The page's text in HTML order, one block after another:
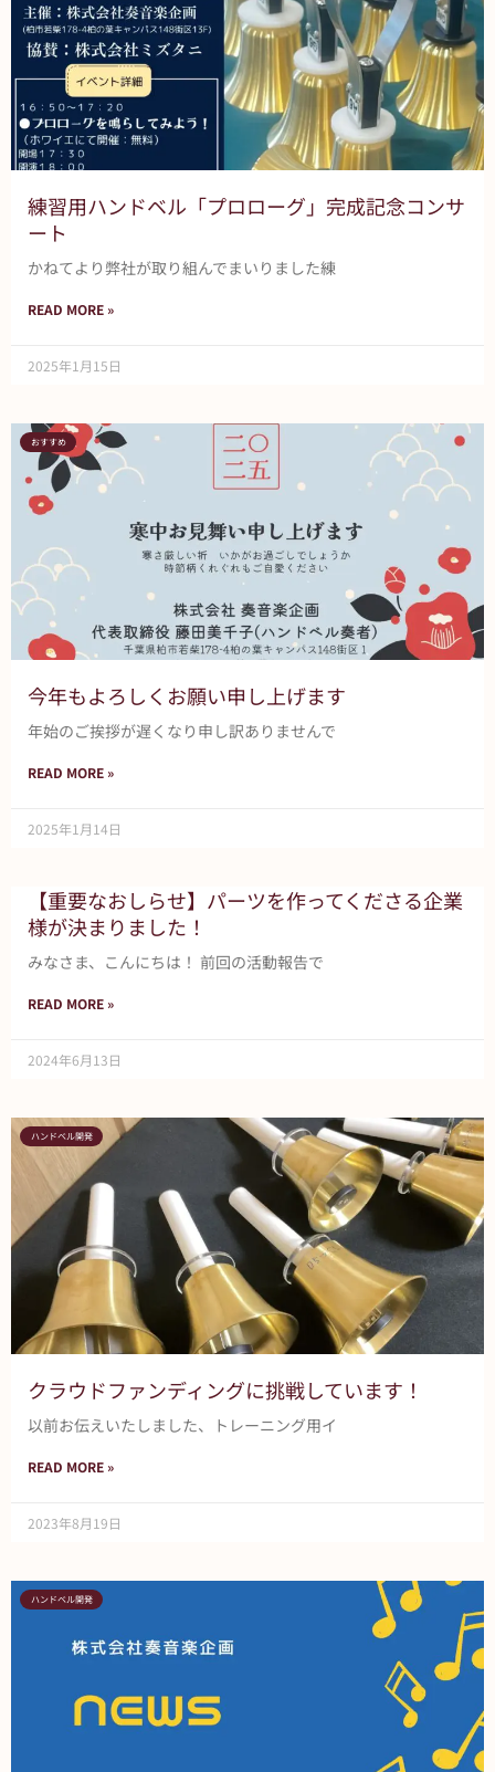
練習用ハンドベル「プロローグ」完成記念コンサ
ート
かねてより弊社が取り組んでまいりました練
READ MORE »
2025年1月15日
おすすめ
今年もよろしくお願い申し上げます
年始のご挨拶が遅くなり申し訳ありませんで
READ MORE »
2025年1月14日
【重要なおしらせ】パーツを作ってくださる企業
様が決まりました！
みなさま、こんにちは！ 前回の活動報告で
READ MORE »
2024年6月13日
ハンドベル開発
クラウドファンディングに挑戦しています！
以前お伝えいたしました、トレーニング用イ
READ MORE »
2023年8月19日
ハンドベル開発